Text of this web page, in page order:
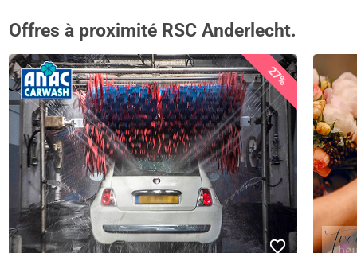
Offres à proximité RSC Anderlecht.
27%